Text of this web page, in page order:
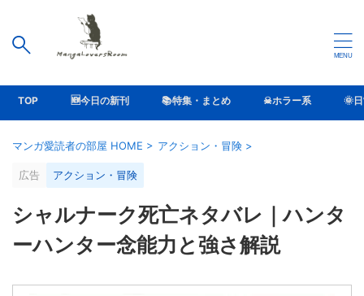
TOP 🆕今日の新刊 📚特集・まとめ ☠ホラー系 🌞
マンガ愛読者の部屋 HOME > アクション・冒険 >
広告 アクション・冒険
シャルナーク死亡ネタバレ｜ハンタ
ーハンター念能力と強さ解説